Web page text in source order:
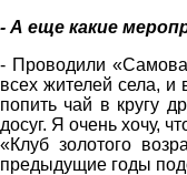
- А еще какие
- Проводили
всех жителей села, и
попить чай в кругу
досуг. Я очень хочу,
«Клуб золотого
предыдущие годы